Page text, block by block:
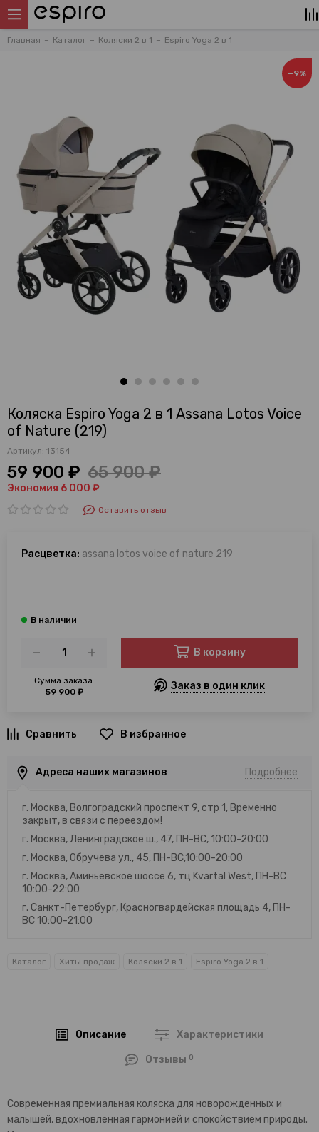
Главная Каталог Коляски 2 в 1 Espiro Yoga 2 в 1
−9%
Коляска Espiro Yoga 2 в 1 Assana Lotos Voice
of Nature (219)
Артикул: 13154
59 900 ₽ 65 900 ₽
Экономия 6 000 ₽
Оставить отзыв
Расцветка: assana lotos voice of nature 219
Сумма заказа:
59 900 ₽
В корзину
Заказ в один клик
В избранное
Адреса наших магазинов Подробнее
г. Москва, Волгоградский проспект 9, стр 1, Временно
закрыт, в связи с переездом!
г. Москва, Ленинградское ш., 47, ПН-ВС, 10:00-20:00
г. Москва, Обручева ул., 45, ПН-ВС,10:00-20:00
г. Москва, Аминьевское шоссе 6, тц Kvartal West, ПН-ВС
10:00-22:00
г. Санкт-Петербург, Красногвардейская площадь 4, ПН-
ВС 10:00-21:00
Каталог Хиты продаж Коляски 2 в 1 Espiro Yoga 2 в 1
Описание Характеристики
Отзывы 0
Cовременная премиальная коляска для новорожденных и
малышей, вдохновленная гармонией и спокойствием природы.